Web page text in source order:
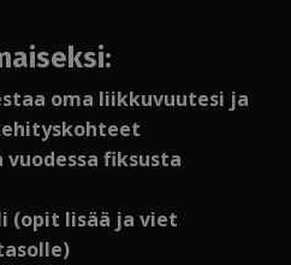
oma liikkuvuutesi ja
vuodessa fiksusta
(opit lisää ja viet